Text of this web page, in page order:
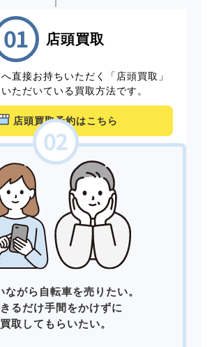
店頭買取
直接お持ちいただく「店頭買取」
ただいている買取方法です。
店頭買取予約はこちら
ながら自転車を売りたい。
るだけ手間をかけずに
買取してもらいたい。